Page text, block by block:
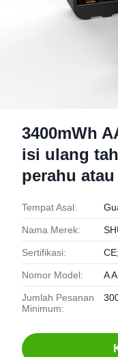
3400mWh
isi ulang
perahu
Tempat Asal:
Nama Merek:
Sertifikasi:
Nomor Model: A A
Jumlah Pesanan
Minimum: